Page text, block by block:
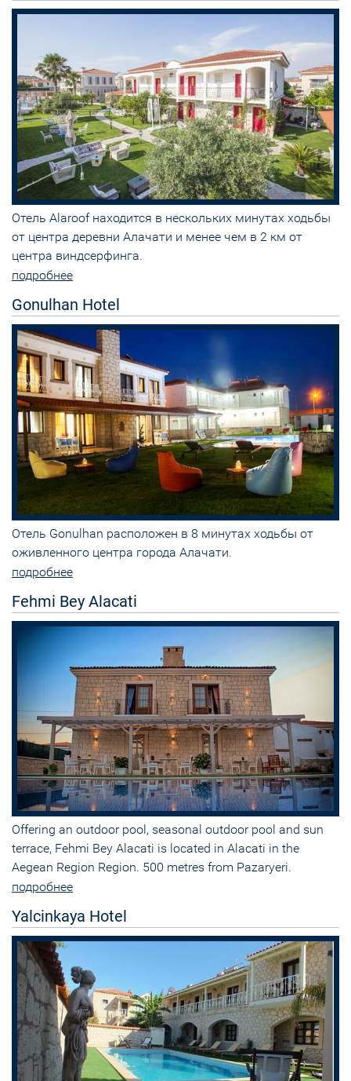
Отель Alaroof находится в нескольких минутах ходьбы
от центра деревни Алачати и менее чем в 2 км от
центра виндсерфинга.
подробнее
Gonulhan Hotel
Отель Gonulhan расположен в 8 минутах ходьбы от
оживленного центра города Алачати.
подробнее
Fehmi Bey Alacati
Offering an outdoor pool, seasonal outdoor pool and sun
terrace, Fehmi Bey Alacati is located in Alacati in the
Aegean Region Region. 500 metres from Pazaryeri.
подробнее
Yalcinkaya Hotel